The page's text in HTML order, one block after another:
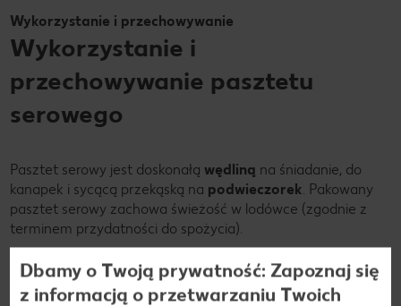
Wykorzystanie i przechowywanie
Wykorzystanie i
przechowywanie pasztetu
serowego
Pasztet serowy jest doskonałą wędliną na śniadanie, do
kanapek i sycącą przekąską na podwieczorek . Pakowany
pasztet serowy zachowa świeżość w lodówce (zgodnie z
terminem przydatności do spożycia).
w lodówce przez dwa do czterech dni, ale po otwarciu
należy go jak najszybciej zużyć. Pasztet serowy można
Dbamy o Twoją prywatność: Zapoznaj się
z informacją o przetwarzaniu Twoich